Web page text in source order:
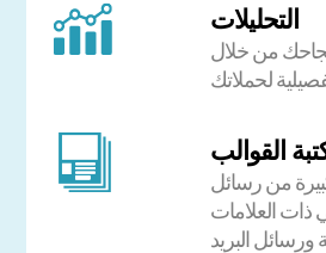
التحليلات
من خلال
القوالب
من رسائل
ذات العلامات
ورسائل البريد